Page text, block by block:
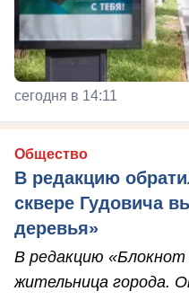
сегодня в 14:11
Общество
В редакцию
сквере Гудовича
деревья»
В редакцию
жительница города.